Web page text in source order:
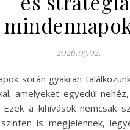
2026.07.02.
amelyeket egyedül
Ezek a kihívások nemcsak
is megjelennek,